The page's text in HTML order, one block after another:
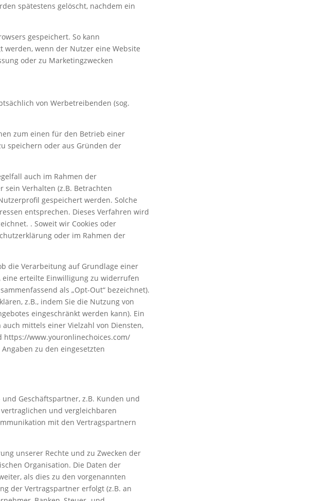
spätestens gelöscht, nachdem ein
gespeichert. So kann
werden, wenn der Nutzer eine Website
oder zu Marketingzwecken
von Werbetreibenden (sog.
zum einen für den Betrieb einer
speichern oder aus Gründen der
auch im Rahmen der
sein Verhalten (z.B. Betrachten
gespeichert werden. Solche
entsprechen. Dieses Verfahren wird
. Soweit wir Cookies oder
oder im Rahmen der
die Verarbeitung auf Grundlage einer
erteilte Einwilligung zu widerrufen
als „Opt-Out“ bezeichnet).
z.B., indem Sie die Nutzung von
eingeschränkt werden kann). Ein
mittels einer Vielzahl von Diensten,
https://www.youronlinechoices.com/
zu den eingesetzten
Geschäftspartner, z.B. Kunden und
und vergleichbaren
mit den Vertragspartnern
unserer Rechte und zu Zwecken der
Organisation. Die Daten der
als dies zu den vorgenannten
der Vertragspartner erfolgt (z.B. an